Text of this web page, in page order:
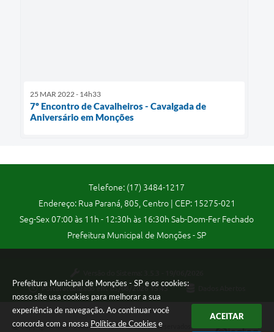
Prefeitura Municipal de Monções - SP e os cookies:
nosso site usa cookies para melhorar a sua
experiência de navegação. Ao continuar você
concorda com a nossa Política de Cookies e
ACEITAR
25 MAR 2022 - 14h33
7º Encontro de Cavalheiros - Cavalgada de
Aniversário em Monções
Telefone: (17) 3484-1217
Endereço: Rua Paraná, 805, Centro | CEP: 15275-021
Seg-Sex 07:00 às 11h - 12:30h às 16:30h Sab-Dom-Fer Fechado
Prefeitura Municipal de Monções - SP
Portal atualizado em:05/08/2026 15:45
Copyright Instar - 2006-2026. Todos os direitos reservados -